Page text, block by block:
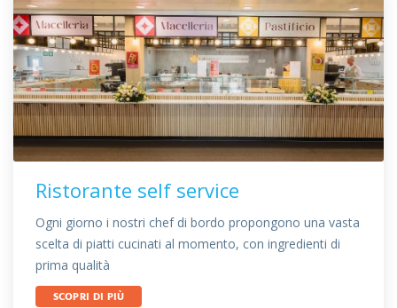
Ristorante self service
Ogni giorno i nostri chef di bordo propongono una vasta
scelta di piatti cucinati al momento, con ingredienti di
prima qualità
SCOPRI DI PIÙ